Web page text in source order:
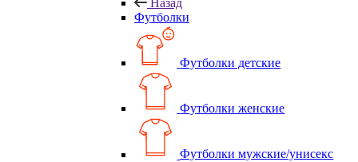
Футболки
Футболки детские
Футболки женские
Футболки мужские/унисекс